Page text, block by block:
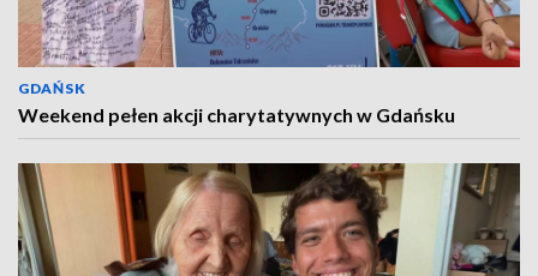
GDAŃSK
Weekend pełen akcji charytatywnych w Gdańsku